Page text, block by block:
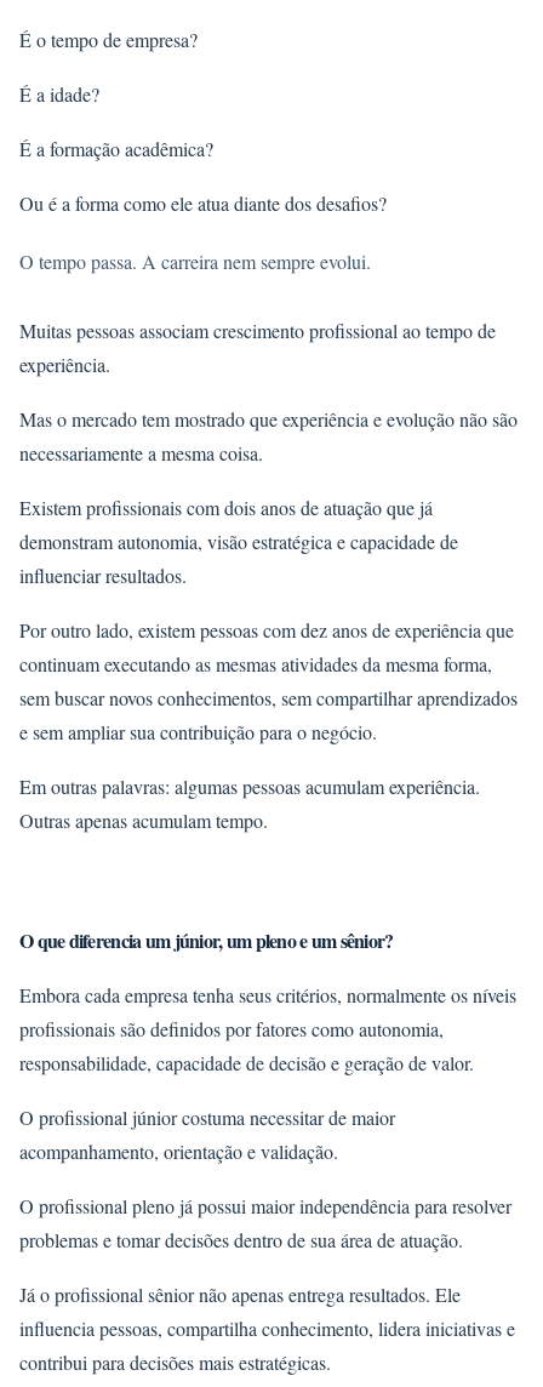
É o tempo de empresa?
É a idade?
É a formação acadêmica?
Ou é a forma como ele atua diante dos desafios?
O tempo passa. A carreira nem sempre evolui.
Muitas pessoas associam crescimento profissional ao tempo de
experiência.
Mas o mercado tem mostrado que experiência e evolução não são
necessariamente a mesma coisa.
Existem profissionais com dois anos de atuação que já
demonstram autonomia, visão estratégica e capacidade de
influenciar resultados.
Por outro lado, existem pessoas com dez anos de experiência que
continuam executando as mesmas atividades da mesma forma,
sem buscar novos conhecimentos, sem compartilhar aprendizados
e sem ampliar sua contribuição para o negócio.
Em outras palavras: algumas pessoas acumulam experiência.
Outras apenas acumulam tempo.
O que diferencia um júnior, um pleno e um sênior?
Embora cada empresa tenha seus critérios, normalmente os níveis
profissionais são definidos por fatores como autonomia,
responsabilidade, capacidade de decisão e geração de valor.
O profissional júnior costuma necessitar de maior
acompanhamento, orientação e validação.
O profissional pleno já possui maior independência para resolver
problemas e tomar decisões dentro de sua área de atuação.
Já o profissional sênior não apenas entrega resultados. Ele
influencia pessoas, compartilha conhecimento, lidera iniciativas e
contribui para decisões mais estratégicas.